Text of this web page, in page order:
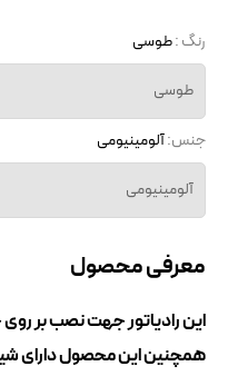
رنگ :طوسی
طوسی
جنس:آلومینیومی
آلومینیومی
معرفی محصول
این رادیاتور جهت نصب بر روی
همچنین این محصول دارای شیر